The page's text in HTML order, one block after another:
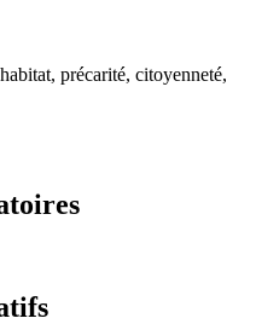
précarité, citoyenneté,